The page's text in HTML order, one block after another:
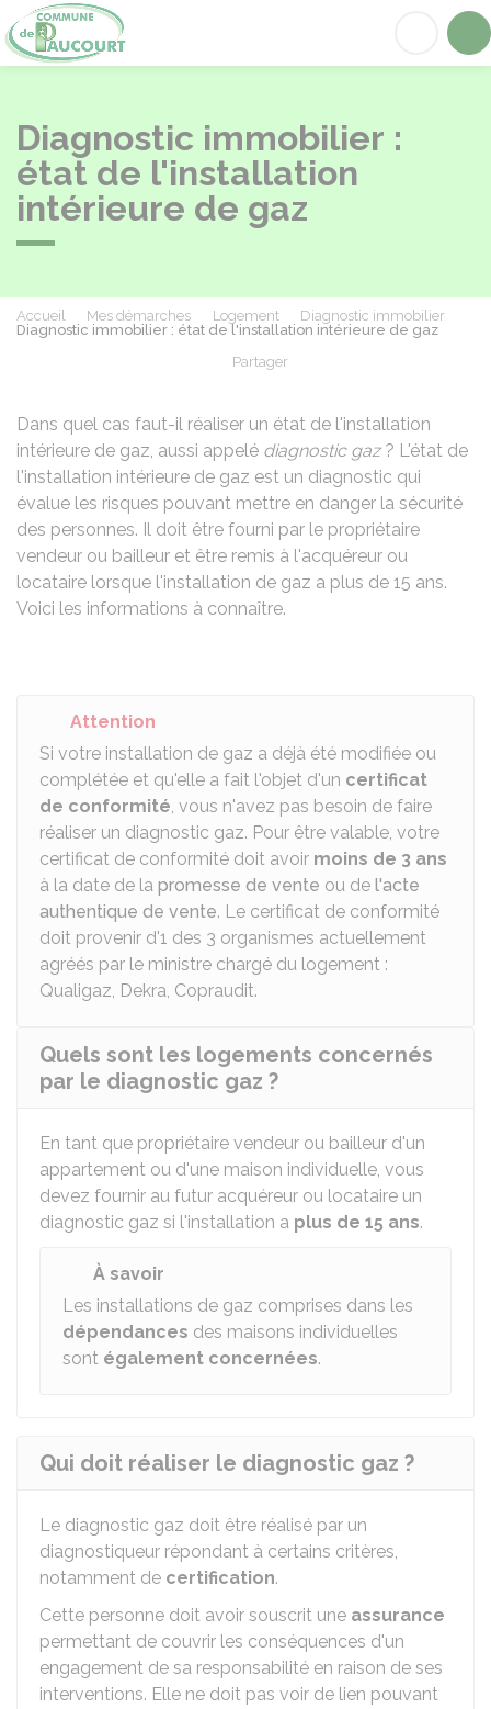
Diagnostic immobilier :
état de l'installation
intérieure de gaz
Accueil Mes démarches Logement
Diagnostic immobilier
Diagnostic immobilier : état de l'installation intérieure de gaz
Partager
Dans quel cas faut-il réaliser un état de l'installation
intérieure de gaz, aussi appelé diagnostic gaz? L'état de
l'installation intérieure de gaz est un diagnostic qui
évalue les risques pouvant mettre en danger la sécurité
des personnes. Il doit être fourni par le propriétaire
vendeur ou bailleur et être remis à l'acquéreur ou
locataire lorsque l'installation de gaz a plus de 15 ans.
Voici les informations à connaître.
Attention
Si votre installation de gaz a déjà été modifiée ou
complétée et qu'elle a fait l'objet d'un certificat
de conformité, vous n'avez pas besoin de faire
réaliser un diagnostic gaz. Pour être valable, votre
certificat de conformité doit avoir moins de 3 ans
à la date de la promesse de vente ou de l'acte
authentique de vente. Le certificat de conformité
doit provenir d'1 des 3 organismes actuellement
agréés par le ministre chargé du logement :
Qualigaz, Dekra, Copraudit.
Quels sont les logements concernés
par le diagnostic gaz ?
En tant que propriétaire vendeur ou bailleur d'un
appartement ou d'une maison individuelle, vous
devez fournir au futur acquéreur ou locataire un
diagnostic gaz si l'installation a plus de 15 ans.
À savoir
Les installations de gaz comprises dans les
dépendances des maisons individuelles
sont également concernées.
Qui doit réaliser le diagnostic gaz ?
Le diagnostic gaz doit être réalisé par un
diagnostiqueur répondant à certains critères,
notamment de certification.
Cette personne doit avoir souscrit une assurance
permettant de couvrir les conséquences d'un
engagement de sa responsabilité en raison de ses
interventions. Elle ne doit pas voir de lien pouvant